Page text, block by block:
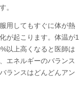
。
用してもすぐに体が熱
が起こります。体温が1
以上高くなると医師は
エネルギーのバランス
ランスはどんどんアン